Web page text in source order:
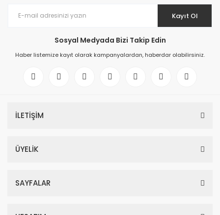
Kayıt Ol
Sosyal Medyada Bizi Takip Edin
Haber listemize kayıt olarak kampanyalardan, haberdar olabilirsiniz.
İLETİŞİM
ÜYELİK
SAYFALAR